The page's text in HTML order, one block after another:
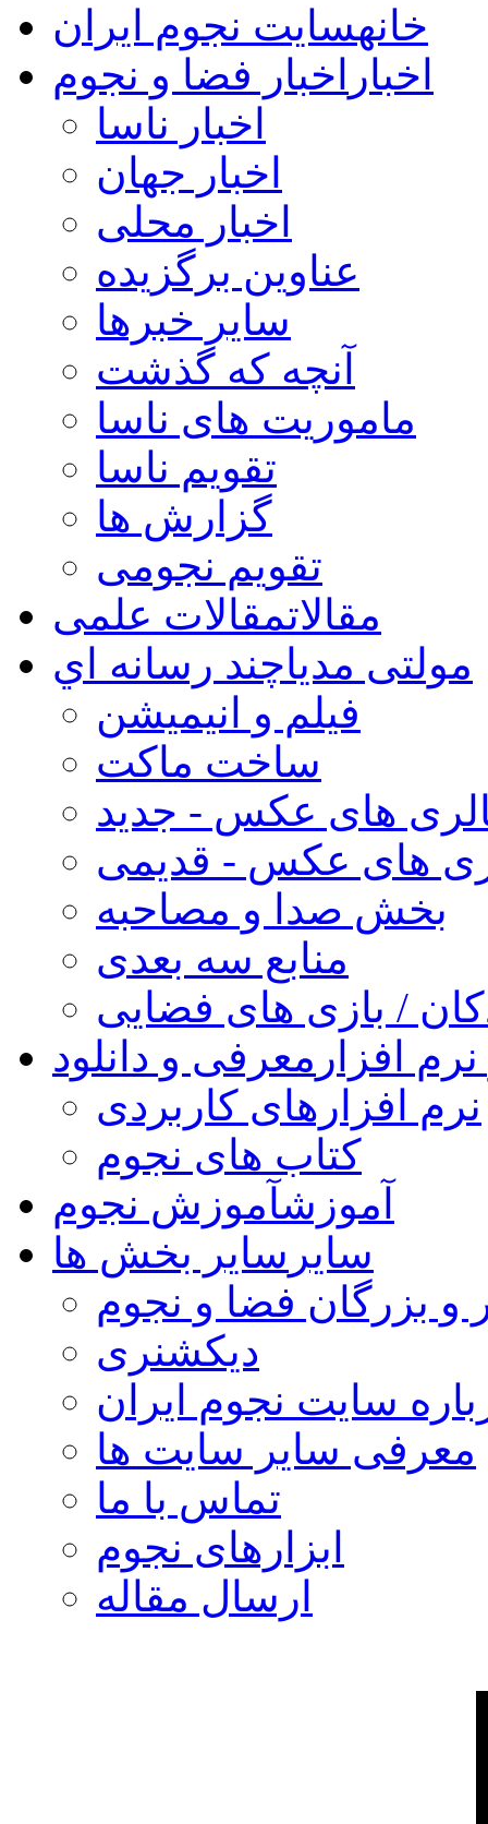
خانهسایت نجوم ایران
اخبار اخبار فضا و نجوم
اخبار ناسا
اخبار جهان
اخبار محلی
عناوین برگزیده
سایر خبرها
آنچه که گذشت
ماموریت های ناسا
تقویم ناسا
گزارش ها
تقویم نجومی
مقالاتمقالات علمی
مولتی مدیاچند رسانه اي
فیلم و انیمیشن
ساخت ماکت
های عکس - جدید
های عکس - قدیمی
بخش صدا و مصاحبه
منابع سه بعدی
/ بازی های فضایی
افزار معرفی و دانلود
نرم افزارهای کاربردی
کتاب های نجوم
آموزشآموزش نجوم
سایر سایر بخش ها
و بزرگان فضا و نجوم
دیکشنری
سایت نجوم ایران
معرفی سایر سایت ها
تماس با ما
ابزارهای نجوم
ارسال مقاله